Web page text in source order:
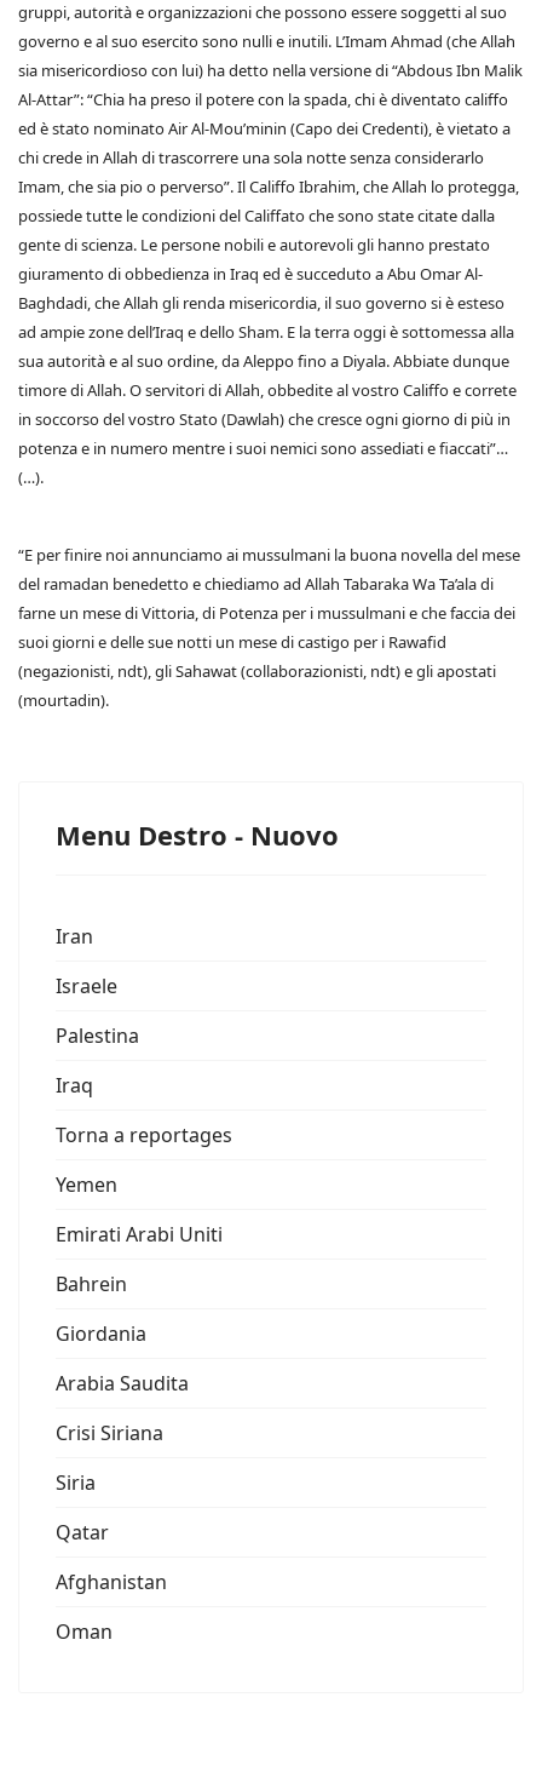
gruppi, autorità e organizzazioni che possono essere soggetti al suo
governo e al suo esercito sono nulli e inutili. L’Imam Ahmad (che Allah
sia misericordioso con lui) ha detto nella versione di “Abdous Ibn Malik
Al-Attar”: “Chia ha preso il potere con la spada, chi è diventato califfo
ed è stato nominato Air Al-Mou’minin (Capo dei Credenti), è vietato a
chi crede in Allah di trascorrere una sola notte senza considerarlo
Imam, che sia pio o perverso”. Il Califfo Ibrahim, che Allah lo protegga,
possiede tutte le condizioni del Califfato che sono state citate dalla
gente di scienza. Le persone nobili e autorevoli gli hanno prestato
giuramento di obbedienza in Iraq ed è succeduto a Abu Omar Al-
Baghdadi, che Allah gli renda misericordia, il suo governo si è esteso
ad ampie zone dell’Iraq e dello Sham. E la terra oggi è sottomessa alla
sua autorità e al suo ordine, da Aleppo fino a Diyala. Abbiate dunque
timore di Allah. O servitori di Allah, obbedite al vostro Califfo e correte
in soccorso del vostro Stato (Dawlah) che cresce ogni giorno di più in
potenza e in numero mentre i suoi nemici sono assediati e fiaccati”…
(…).
“E per finire noi annunciamo ai mussulmani la buona novella del mese
del ramadan benedetto e chiediamo ad Allah Tabaraka Wa Ta’ala di
farne un mese di Vittoria, di Potenza per i mussulmani e che faccia dei
suoi giorni e delle sue notti un mese di castigo per i Rawafid
(negazionisti, ndt), gli Sahawat (collaborazionisti, ndt) e gli apostati
(mourtadin).
Menu Destro - Nuovo
Iran
Israele
Palestina
Iraq
Torna a reportages
Yemen
Emirati Arabi Uniti
Bahrein
Giordania
Arabia Saudita
Crisi Siriana
Siria
Qatar
Afghanistan
Oman